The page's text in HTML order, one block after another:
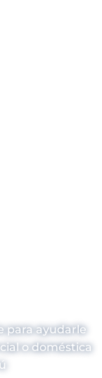
para ayudarle
o doméstica